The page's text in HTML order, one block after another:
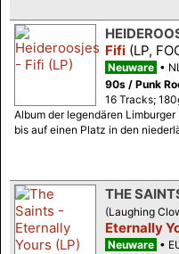
Fifi (LP,
Neuware
90s / Punk
16 Tracks;
Album der legendären
bis auf einen Platz in den
THE
(Laughing
Eternally
Neuware